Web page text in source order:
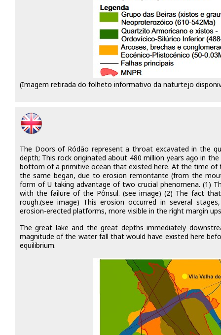
(Imagem retirada do folheto informativo da naturtejo
The Doors of Ródão represent a throat excavated in the
depth; This rock originated about 480 million years ago in
bottom of a primitive ocean that existed here. At the time of
the same began, due to erosion remontante (from the
form of U taking advantage of two crucial phenomena. (1)
with the failure of the Pônsul. (see image) (2) The fact
rough.(see image) This erosion occurred in several
erosion-erected platforms, more visible in the right margin
The great lake and the great depths immediately
magnitude of the water fall that would have existed here
equilibrium.